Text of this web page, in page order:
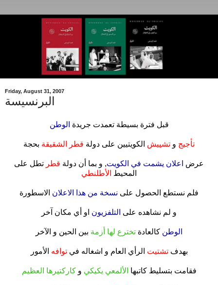
Friday, August 31, 2007
البرنسيسة
قبل فترة بسيطة تعمدت جريدة الوطن
تأجيج و تشييش الكويتيين على دولة قطر الشقيقة بحجة
عرض
اعلان يشمت في الكويت, و بما أن دولة قطر تطل على
المحيط الأطلنطي
فلم نستطع الحصول على نسخة من هذا الاعلان الاسطورة
و لم نشاهده على التلفزيون او أي مكان آخر
الوطن كالعادة تخترع لها أزمة بين الحين و الآخر
بهدفتشتيت الرأي العام و اشغاله في توافه الأمور
فقامت بتسليط كاتبها الألمعي يكيكي وكاركتيرها العظيم